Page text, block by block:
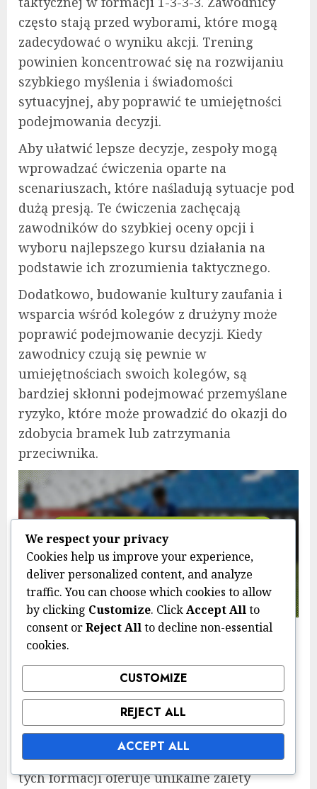
często stają przed wyborami, które mogą
zadecydować o wyniku akcji. Trening
powinien koncentrować się na rozwijaniu
szybkiego myślenia i świadomości
sytuacyjnej, aby poprawić te umiejętności
podejmowania decyzji.
Aby ułatwić lepsze decyzje, zespoły mogą
wprowadzać ćwiczenia oparte na
scenariuszach, które naśladują sytuacje pod
dużą presją. Te ćwiczenia zachęcają
zawodników do szybkiej oceny opcji i
wyboru najlepszego kursu działania na
podstawie ich zrozumienia taktycznego.
Dodatkowo, budowanie kultury zaufania i
wsparcia wśród kolegów z drużyny może
poprawić podejmowanie decyzji. Kiedy
zawodnicy czują się pewnie w
umiejętnościach swoich kolegów, są
bardziej skłonni podejmować przemyślane
ryzyko, które może prowadzić do okazji do
zdobycia bramek lub zatrzymania
przeciwnika.
Jakie są powszechne
alternatywy dla formacji 1-3-3-
3?
Formacja 1-3-3-3 ma kilka alternatyw, w
szczególności formacje 4-4-2 i 3-5-2. Każda z
tych formacji oferuje unikalne zalety
We respect your privacy
Cookies help us improve your experience,
deliver personalized content, and analyze
traffic. You can choose which cookies to allow
by clicking Customize. ClickAccept Allto
consent orReject Allto decline non-essential
cookies.
CUSTOMIZE
REJECT ALL
ACCEPT ALL